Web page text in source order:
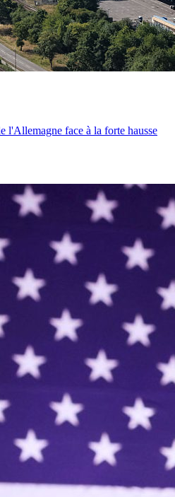
l'Allemagne face à la forte hausse